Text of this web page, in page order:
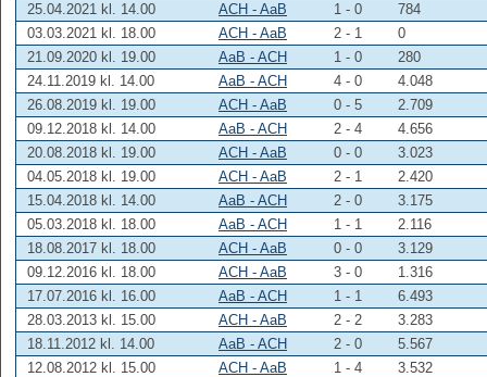
25.04.2021 kl. 14.00
ACH - AaB 1 - 0
784
03.03.2021 kl. 18.00
ACH - AaB 2 - 1
0
21.09.2020 kl. 19.00
AaB - ACH 1 - 0
280
24.11.2019 kl. 14.00
AaB - ACH 4 - 0
4.048
26.08.2019 kl. 19.00
ACH - AaB 0 - 5
2.709
09.12.2018 kl. 14.00
AaB - ACH 2 - 4
4.656
20.08.2018 kl. 19.00
ACH - AaB 0 - 0
3.023
04.05.2018 kl. 19.00
ACH - AaB 2 - 1
2.420
15.04.2018 kl. 14.00
AaB - ACH 2 - 0
3.175
05.03.2018 kl. 18.00
AaB - ACH 1 - 1
2.116
18.08.2017 kl. 18.00
ACH - AaB 0 - 0
3.129
09.12.2016 kl. 18.00
ACH - AaB 3 - 0
1.316
17.07.2016 kl. 16.00
AaB - ACH 1 - 1
6.493
28.03.2013 kl. 15.00
ACH - AaB 2 - 2
3.283
18.11.2012 kl. 14.00
AaB - ACH 2 - 0
5.567
12.08.2012 kl. 15.00
ACH - AaB 1 - 4
3.532